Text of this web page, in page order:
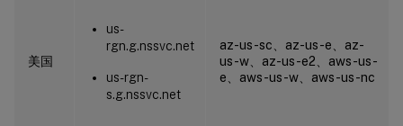
美国
us-
rgn.g.nssvc.net
us-rgn-
s.g.nssvc.net
az-us-sc、az-us-e、az-
us-w、az-us-e2、aws-us-
e、aws-us-w、aws-us-nc